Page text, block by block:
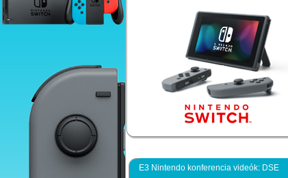
E3 Nintendo konferencia videók: DSE